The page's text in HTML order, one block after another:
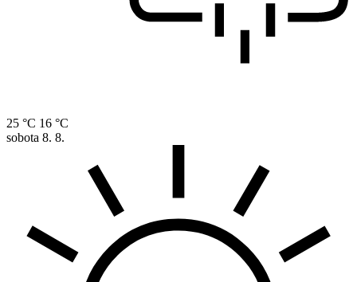
25 °C 16 °C
sobota 8. 8.